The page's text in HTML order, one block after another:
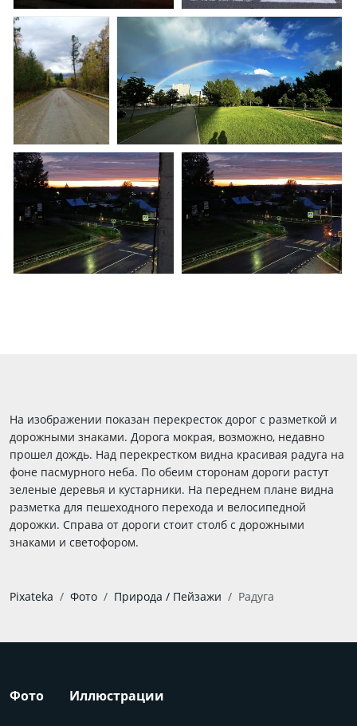
На изображении показан перекресток дорог с разметкой и
дорожными знаками. Дорога мокрая, возможно, недавно
прошел дождь. Над перекрестком видна красивая радуга на
фоне пасмурного неба. По обеим сторонам дороги растут
зеленые деревья и кустарники. На переднем плане видна
разметка для пешеходного перехода и велосипедной
дорожки. Справа от дороги стоит столб с дорожными
знаками и светофором.
Pixateka Фото Природа / Пейзажи Радуга
Фото Иллюстрации